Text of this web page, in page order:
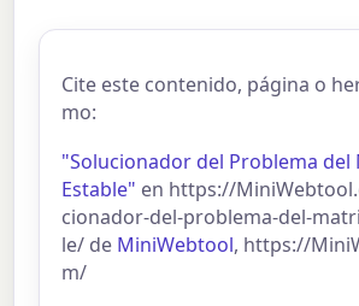
Cite este contenido, página o
mo:
"Solucionador del Problema
Estable" en https://
cionador-del-problema-del-
le/ de MiniWebtool, https://
m/